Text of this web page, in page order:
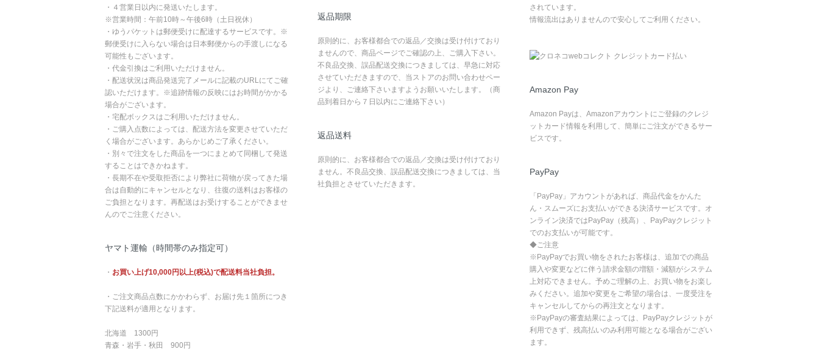
・４営業日以内に発送いたします。
※営業時間：午前10時～午後6時（土日祝休）
・ゆうパケットは郵便受けに配達するサービスです。※
郵便受けに入らない場合は日本郵便からの手渡しになる
可能性もございます。
・代金引換はご利用いただけません。
・配送状況は商品発送完了メールに記載のURLにてご確
認いただけます。※追跡情報の反映にはお時間がかかる
場合がございます。
・宅配ボックスはご利用いただけません。
・ご購入点数によっては、配送方法を変更させていただ
く場合がございます。あらかじめご了承ください。
・別々で注文をした商品を一つにまとめて同梱して発送
することはできかねます。
・長期不在や受取拒否により弊社に荷物が戻ってきた場
合は自動的にキャンセルとなり、往復の送料はお客様の
ご負担となります。再配送はお受けすることができませ
んのでご注意ください。
ヤマト運輸（時間帯のみ指定可）
・ お買い上げ10,000円以上(税込)で配送料当社負担。
・ご注文商品点数にかかわらず、お届け先１箇所につき
下記送料が適用となります。
北海道 1300円
青森・岩手・秋田 900円
返品期限
原則的に、お客様都合での返品／交換は受け付けており
ませんので、商品ページでご確認の上、ご購入下さい。
不良品交換、誤品配送交換につきましては、早急に対応
させていただきますので、当ストアのお問い合わせペー
ジより、ご連絡下さいますようお願いいたします。（商
品到着日から７日以内にご連絡下さい）
返品送料
原則的に、お客様都合での返品／交換は受け付けており
ません。不良品交換、誤品配送交換につきましては、当
社負担とさせていただきます。
されています。
情報流出はありませんので安心してご利用ください。
Amazon Pay
Amazon Payは、Amazonアカウントにご登録のクレジ
ットカード情報を利用して、簡単にご注文ができるサー
ビスです。
PayPay
「PayPay」アカウントがあれば、商品代金をかんた
ん・スムーズにお支払いができる決済サービスです。オ
ンライン決済ではPayPay（残高）、PayPayクレジット
でのお支払いが可能です。
◆ご注意
※PayPayでお買い物をされたお客様は、追加での商品
購入や変更などに伴う請求金額の増額・減額がシステム
上対応できません。予めご理解の上、お買い物をお楽し
みください。追加や変更をご希望の場合は、一度受注を
キャンセルしてからの再注文となります。
※PayPayの審査結果によっては、PayPayクレジットが
利用できず、残高払いのみ利用可能となる場合がござい
ます。